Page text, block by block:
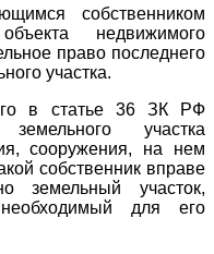
собственником
недвижимого
право последнего
участка.
в статье 36 ЗК РФ
участка
сооружения, на нем
собственник вправе
земельный участок,
для его